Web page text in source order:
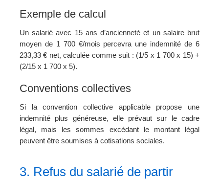
Exemple de calcul
Un salarié avec 15 ans d’ancienneté et un salaire brut
moyen de 1 700 €/mois percevra une indemnité de 6
233,33 € net, calculée comme suit : (1/5 x 1 700 x 15) +
(2/15 x 1 700 x 5).
Conventions collectives
Si la convention collective applicable propose une
indemnité plus généreuse, elle prévaut sur le cadre
légal, mais les sommes excédant le montant légal
peuvent être soumises à cotisations sociales.
3. Refus du salarié de partir